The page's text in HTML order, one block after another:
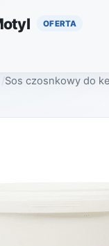
Sos czosnkowy do